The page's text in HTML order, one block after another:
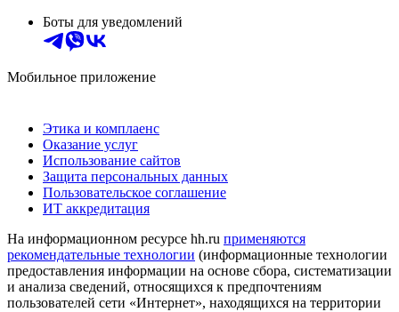
Боты для уведомлений
Мобильное приложение
Этика и комплаенс
Оказание услуг
Использование сайтов
Защита персональных данных
Пользовательское соглашение
ИТ аккредитация
На информационном ресурсе hh.ru применяются
рекомендательные технологии (информационные технологии
предоставления информации на основе сбора, систематизации
и анализа сведений, относящихся к предпочтениям
пользователей сети «Интернет», находящихся на территории